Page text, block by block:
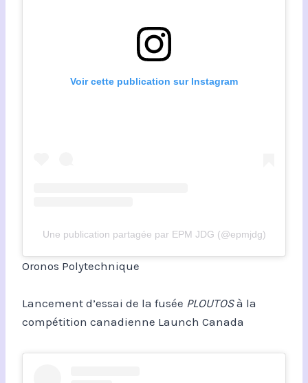
Voir cette publication sur Instagram
Une publication partagée par EPM JDG (@epmjdg)
Oronos Polytechnique
Lancement d’essai de la fusée PLOUTOSà la
compétition canadienne Launch Canada